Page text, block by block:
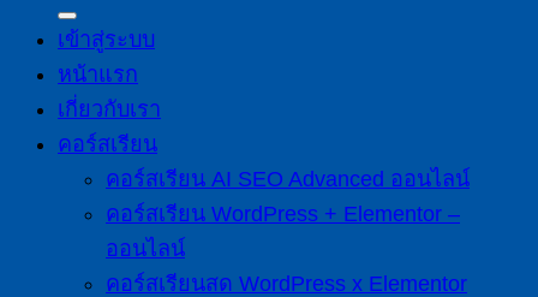
เข้าสู่ระบบ
หน้าแรก
เกี่ยวกับเรา
คอร์สเรียน
คอร์สเรียน AI SEO Advanced ออนไลน์
คอร์สเรียน WordPress + Elementor –
ออนไลน์
คอร์สเรียนสด WordPress x Elementor